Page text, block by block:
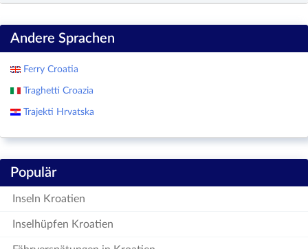
Andere Sprachen
Ferry Croatia
Traghetti Croazia
Trajekti Hrvatska
Populär
Inseln Kroatien
Inselhüpfen Kroatien